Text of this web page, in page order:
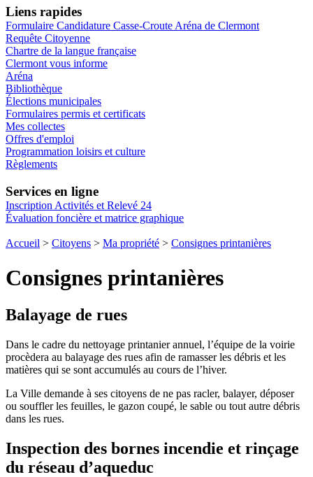
Liens rapides
Formulaire Candidature Casse-Croute Aréna de Clermont
Requête Citoyenne
Chartre de la langue française
Clermont vous informe
Aréna
Bibliothèque
Élections municipales
Formulaires permis et certificats
Mes collectes
Offres d'emploi
Programmation loisirs et culture
Règlements
Services en ligne
Inscription Activités et Relevé 24
Évaluation foncière et matrice graphique
Accueil > Citoyens > Ma propriété > Consignes printanières
Consignes printanières
Balayage de rues
Dans le cadre du nettoyage printanier annuel, l’équipe de la voirie
procèdera au balayage des rues afin de ramasser les débris et les
matières qui se sont accumulés au cours de l’hiver.
La Ville demande à ses citoyens de ne pas racler, balayer, déposer
ou souffler les feuilles, le gazon coupé, le sable ou tout autre débris
dans les rues.
Inspection des bornes incendie et rinçage
du réseau d’aqueduc